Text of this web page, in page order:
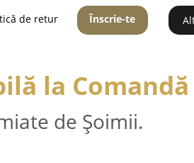
de retur Înscrie-te
la Comandă
de Șoimii.